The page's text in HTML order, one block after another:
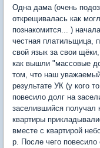
Одна дама (очень
открещивалась как
познакомится... )
честная платильщица,
свой язык за свои
как вышли "массовые
том, что наш
результате УК (у кого
повесило долг на
заселившийся получал
квартиры
вместе с квартирой
р. После чего повесило